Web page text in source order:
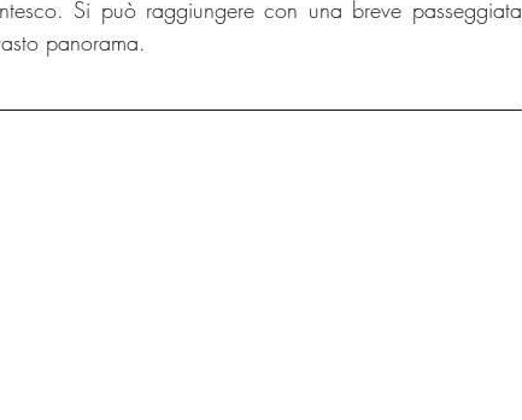
Si può raggiungere con una breve passeggiata
panorama.